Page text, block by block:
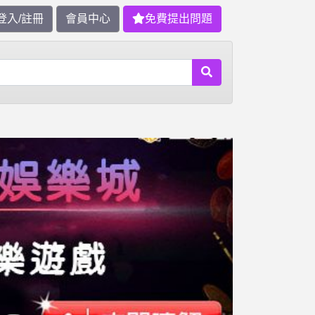
入/註冊 會員中心 免費提出問題